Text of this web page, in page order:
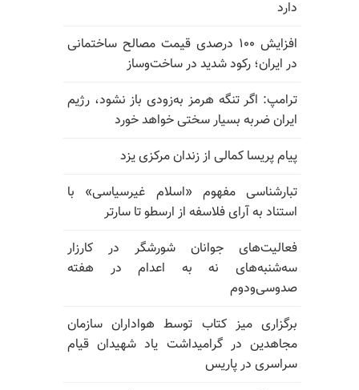
افزایش ۱۰۰ درصدی قیمت مصالح ساختمانی
در ایران؛ رکود شدید در ساخت‌وساز
ترامپ: اگر تنگه هرمز به‌زودی باز نشود، رژیم
ایران ضربه بسیار سختی خواهد خورد
پیام پریسا کمالی از زندان مرکزی یزد
تبارشناسی مفهوم «اسلام غیرسیاسی» با
استناد به آرای فلاسفه از ارسطو تا سارتر
فعالیت‌های جوانان شورشگر در کارزار
سه‌شنبه‌های نه به اعدام در هفته
صدوسی‌و‌دوم
برگزاری میز کتاب توسط هواداران سازمان
مجاهدین در گرامیداشت یاد شهیدان قیام
سراسری در پاریس